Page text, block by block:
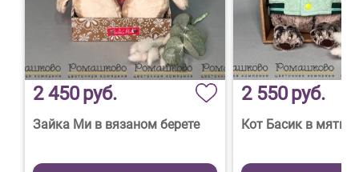
2 450руб.
Зайка Ми в вязаном берете
2 550руб.
Кот Басик в